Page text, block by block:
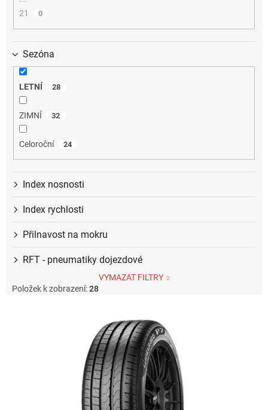
21 0
Sezóna
LETNÍ 28
ZIMNÍ 32
Celoroční 24
Index nosnosti
Index rychlosti
Přilnavost na mokru
RFT - pneumatiky dojezdové
VYMAZAT FILTRY
Položek k zobrazení:28